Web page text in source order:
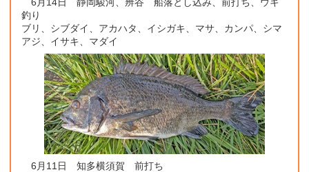
釣り
ブリ、シブダイ、アカハタ、イシガキ、マサ、カンパ、シマ
アジ、イサキ、マダイ
6月11日 知多横須賀 前打ち